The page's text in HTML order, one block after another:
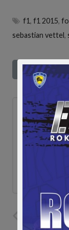
f1,f1 2015,
sebastian vettel,
PREVIOUS